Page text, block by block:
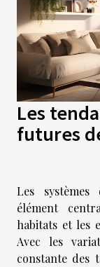
Les
futures
Les
élément
habitats et les
Avec les
constante des